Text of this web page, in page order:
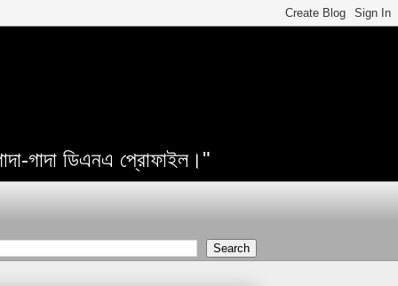
গাদা ডিএনএ প্রোফাইল।"